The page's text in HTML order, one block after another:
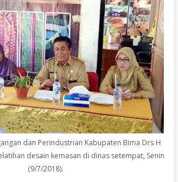
dan Perindustrian Kabupaten Bima Drs H
desain kemasan di dinas setempat, Senin
(9/7/2018).